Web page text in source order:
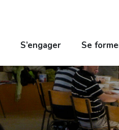
S’engager Se